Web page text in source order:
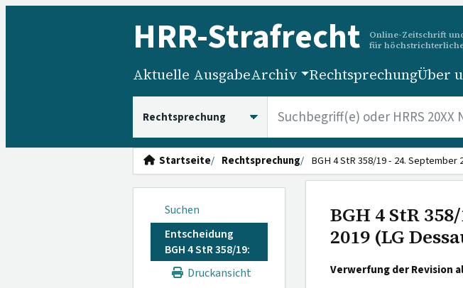
HRR-Strafrecht
Online-Zeitschrift
für
Aktuelle AusgabeArchiv RechtsprechungÜber
Startseite Rechtsprechung BGH 4 StR 358/19 - 24. September
Suchen
Entscheidung
BGH 4 StR 358/19:
Druckansicht
BGH 4 StR
2019 (LG
Verwerfung der Revision